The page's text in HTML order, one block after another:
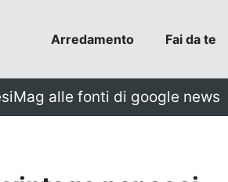
Arredamento Fai da te
alle fonti di google news